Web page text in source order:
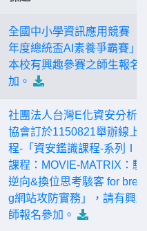
全國中小學資訊應用競賽「
年度總統盃AI素養爭霸賽」
本校有興趣參賽之師生報名
加。
社團法人台灣E化資安分析
協會訂於1150821舉辦線上
程-「資安鑑識課程-系列Ⅰ
課程：MOVIE-MATRIX：駭
逆向&換位思考駭客 for
g網站攻防實務」，請有興
師報名參加。